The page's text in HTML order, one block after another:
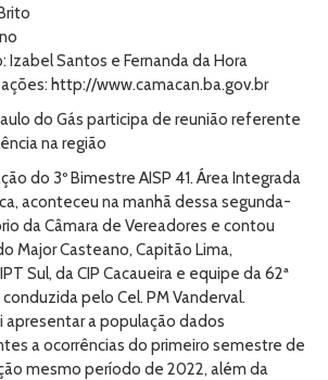
Izabel Santos e Fernanda da Hora
http://www.camacan.ba.gov.br
do Gás participa de reunião referente
na região
do 3º Bimestre AISP 41. Área Integrada
aconteceu na manhã dessa segunda-
da Câmara de Vereadores e contou
Major Casteano, Capitão Lima,
Sul, da CIP Cacaueira e equipe da 62ª
pelo Cel. PM Vanderval.
apresentar a população dados
a ocorrências do primeiro semestre de
mesmo período de 2022, além da